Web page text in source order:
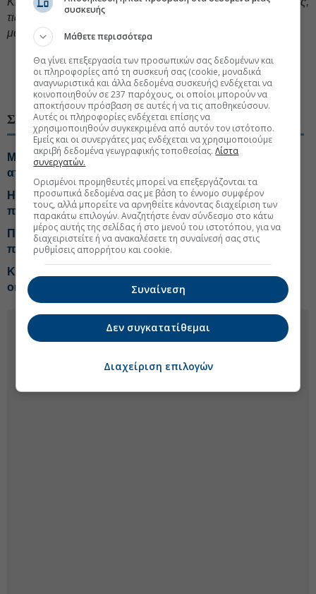
τις οικονομίες μας και την ευημερία των πολιτών μας
μακροπρόθεσμα», έγραψε ο Ντε Βέβερ.
#Ευρωπαϊκή οικονομία #Κίνα οικονομία #Δασμοί
#Ευρώπη Κίνα
ΣΧΕΤΙΚΑ ΘΕΜΑΤΑ
Μπλόκο στη Rheinmetall και 13 ευρωπαϊκές εταιρείες
από το Πεκίνο
Η Κίνα κλείνει τη στρόφιγγα του ηλίου και αυξάνει την
πίεση στην Ευρώπη
Ποιο είναι το υπερόπλο της Κίνας που «ελέγχει» τον
πληθωρισμό στη Δύση
Κατενάτσιο από Μάλτα στο σχέδιο ΕΕ για το φόρο στο
online στοίχημα
συσκευής
Μάθετε περισσότερα
Θα γίνει επεξεργασία των προσωπικών σας δεδομένων και
οι πληροφορίες από τη συσκευή σας (cookie, μοναδικά
αναγνωριστικά και άλλα δεδομένα συσκευής) ενδέχεται να
κοινοποιηθούν σε 237 παρόχους, οι οποίοι μπορούν να
αποκτήσουν πρόσβαση σε αυτές ή να τις αποθηκεύσουν.
Αυτές οι πληροφορίες ενδέχεται επίσης να
χρησιμοποιηθούν συγκεκριμένα από αυτόν τον ιστότοπο.
Εμείς και οι συνεργάτες μας ενδέχεται να χρησιμοποιούμε
ακριβή δεδομένα γεωγραφικής τοποθεσίας.Λίστα
συνεργατών.
Ορισμένοι προμηθευτές μπορεί να επεξεργάζονται τα
προσωπικά δεδομένα σας με βάση το έννομο συμφέρον
τους, αλλά μπορείτε να αρνηθείτε κάνοντας διαχείριση των
παρακάτω επιλογών. Αναζητήστε έναν σύνδεσμο στο κάτω
μέρος αυτής της σελίδας ή στο μενού του ιστοτόπου, για να
διαχειριστείτε ή να ανακαλέσετε τη συναίνεσή σας στις
ρυθμίσεις απορρήτου και cookie.
Συναίνεση
Δεν συγκατατίθεμαι
Διαχείριση επιλογών